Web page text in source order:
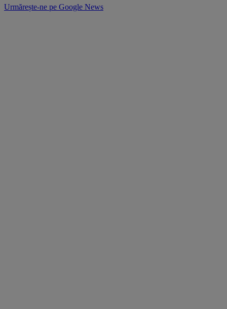
Urmărește-ne pe Google News